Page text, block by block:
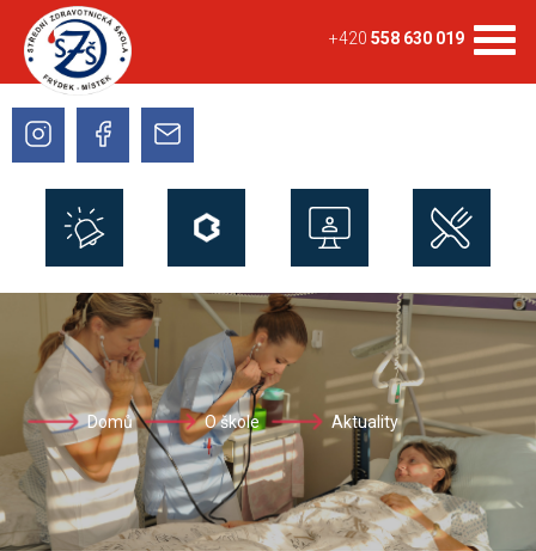
+420 558 630 019
Domů O škole Aktuality